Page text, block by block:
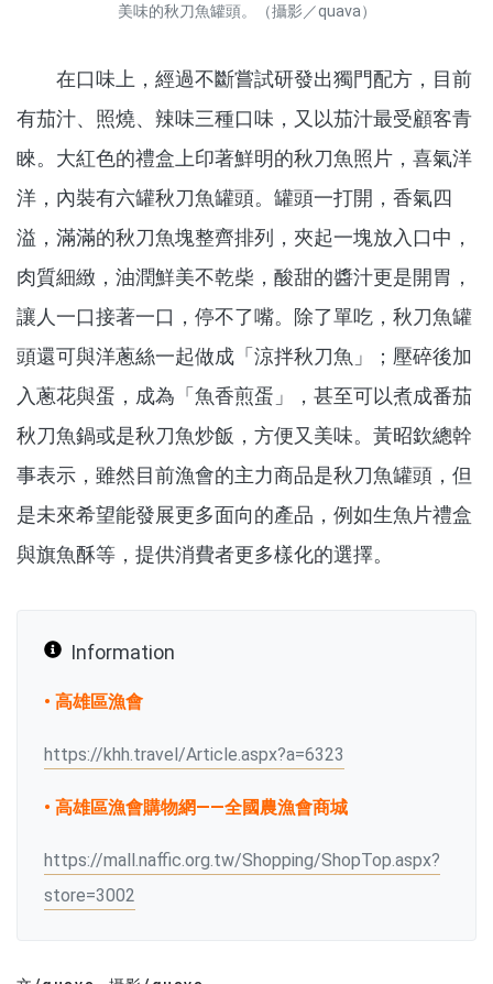
美味的秋刀魚罐頭。（攝影／quava）
在口味上，經過不斷嘗試研發出獨門配方，目前
有茄汁、照燒、辣味三種口味，又以茄汁最受顧客青
睞。大紅色的禮盒上印著鮮明的秋刀魚照片，喜氣洋
洋，內裝有六罐秋刀魚罐頭。罐頭一打開，香氣四
溢，滿滿的秋刀魚塊整齊排列，夾起一塊放入口中，
肉質細緻，油潤鮮美不乾柴，酸甜的醬汁更是開胃，
讓人一口接著一口，停不了嘴。除了單吃，秋刀魚罐
頭還可與洋蔥絲一起做成「涼拌秋刀魚」；壓碎後加
入蔥花與蛋，成為「魚香煎蛋」，甚至可以煮成番茄
秋刀魚鍋或是秋刀魚炒飯，方便又美味。黃昭欽總幹
事表示，雖然目前漁會的主力商品是秋刀魚罐頭，但
是未來希望能發展更多面向的產品，例如生魚片禮盒
與旗魚酥等，提供消費者更多樣化的選擇。
Information
• 高雄區漁會
https://khh.travel/Article.aspx?a=6323
• 高雄區漁會購物網——全國農漁會商城
https://mall.naffic.org.tw/Shopping/ShopTop.aspx?
store=3002